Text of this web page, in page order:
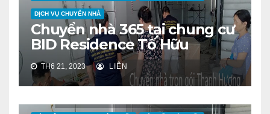
DỊCH VỤ CHUYỂN NHÀ
Chuyển nhà 365 tại chung cư
BID Residence Tố Hữu
TH6 21, 2023 LIÊN